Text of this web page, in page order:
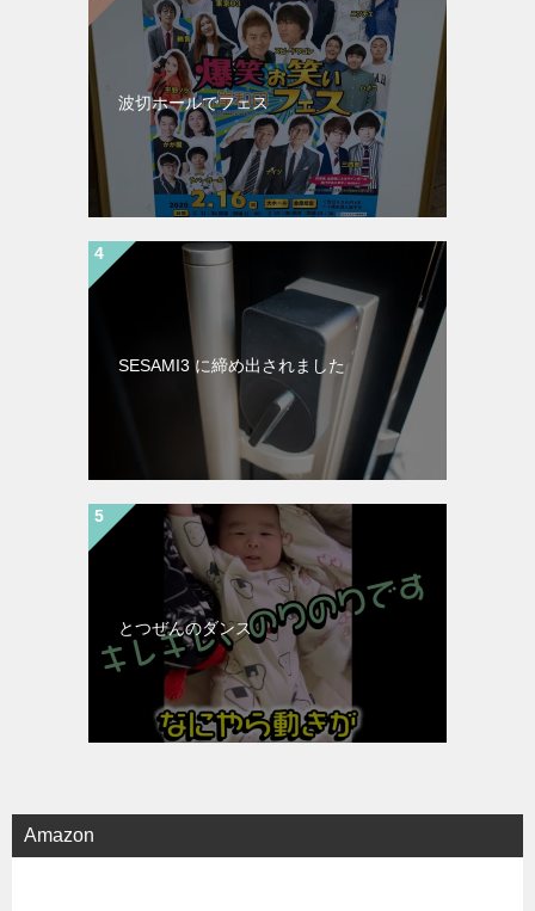
波切ホールでフェス
SESAMI3 に締め出されました
とつぜんのダンス
Amazon